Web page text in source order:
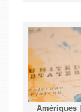
Amériques